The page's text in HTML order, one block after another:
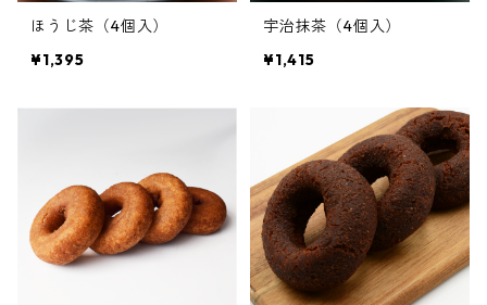
ほうじ茶（4個入）
¥1,395
宇治抹茶（4個入）
¥1,415